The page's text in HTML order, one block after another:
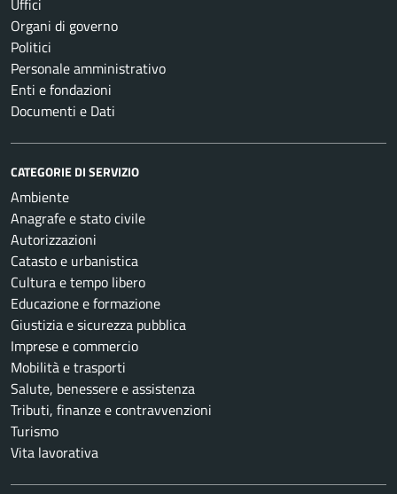
Organi di governo
Politici
Personale amministrativo
Enti e fondazioni
Documenti e Dati
CATEGORIE DI SERVIZIO
Ambiente
Anagrafe e stato civile
Autorizzazioni
Catasto e urbanistica
Cultura e tempo libero
Educazione e formazione
Giustizia e sicurezza pubblica
Imprese e commercio
Mobilità e trasporti
Salute, benessere e assistenza
Tributi, finanze e contravvenzioni
Turismo
Vita lavorativa